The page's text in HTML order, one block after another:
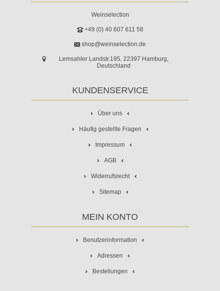
Weinselection
+49 (0) 40 607 611 58
shop@weinselection.de
Lemsahler Landstr.195, 22397 Hamburg,
Deutschland
KUNDENSERVICE
Über uns
Häufig gestellte Fragen
Impressum
AGB
Widerrufsrecht
Sitemap
MEIN KONTO
Benutzerinformation
Adressen
Bestellungen